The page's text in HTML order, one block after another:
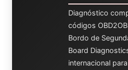
Diagnóstico
códigos OBD2
Bordo de
Board
internacional